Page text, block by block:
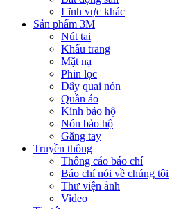
Lĩnh vực khác
Sản phẩm 3M
Nút tai
Khẩu trang
Mặt nạ
Phin lọc
Dây quai nón
Quần áo
Kính bảo hộ
Nón bảo hộ
Găng tay
Truyền thông
Thông cáo báo chí
Báo chí nói về chúng tôi
Thư viện ảnh
Video